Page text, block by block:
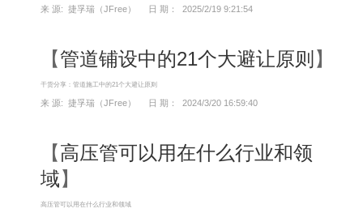
来 源: 捷孚瑞（JFree） 日 期： 2025/2/19 9:21:54
【管道铺设中的21个大避让原则 】
干货分享：管道施工中的21个大避让原则
来 源: 捷孚瑞（JFree） 日 期： 2024/3/20 16:59:40
【高压管可以用在什么行业和领
域】
高压管可以用在什么行业和领域